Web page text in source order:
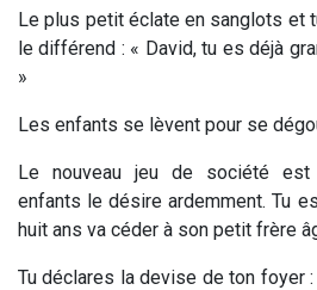
Le plus petit éclate en sanglots et
le différend : « David, tu es déjà
»
Les enfants se lèvent pour se
Le nouveau jeu de société est
enfants le désire ardemment. Tu
huit ans va céder à son petit frère
Tu déclares la devise de ton foyer